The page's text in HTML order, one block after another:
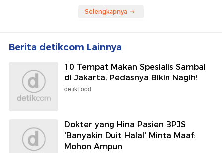
Selengkapnya
Berita detikcom Lainnya
10 Tempat Makan Spesialis Sambal
di Jakarta, Pedasnya Bikin Nagih!
detikFood
Dokter yang Hina Pasien BPJS
'Banyakin Duit Halal' Minta Maaf:
Mohon Ampun